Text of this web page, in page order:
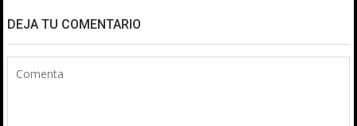
DEJA TU COMENTARIO